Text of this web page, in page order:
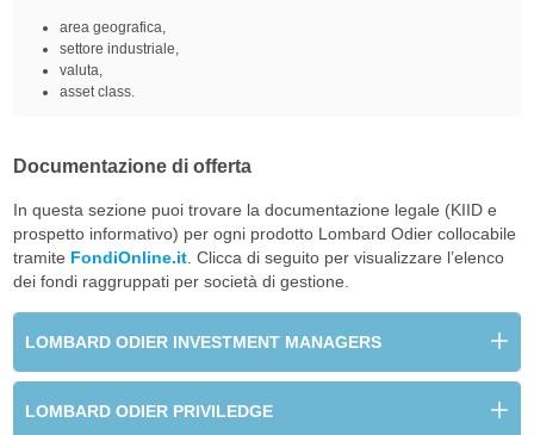
area geografica,
settore industriale,
valuta,
asset class.
Documentazione di offerta
In questa sezione puoi trovare la documentazione legale (KIID e
prospetto informativo) per ogni prodotto Lombard Odier collocabile
tramite FondiOnline.it. Clicca di seguito per visualizzare l’elenco
dei fondi raggruppati per società di gestione.
LOMBARD ODIER INVESTMENT MANAGERS
LOMBARD ODIER PRIVILEDGE